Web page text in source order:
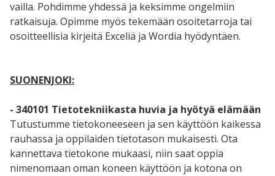
vailla. Pohdimme yhdessä ja keksimme ongelmiin
ratkaisuja. Opimme myös tekemään osoitetarroja tai
osoitteellisia kirjeitä Exceliä ja Wordia hyödyntäen.
SUONENJOKI:
- 340101 Tietotekniikasta huvia ja hyötyä elämään
Tutustumme tietokoneeseen ja sen käyttöön kaikessa
rauhassa ja oppilaiden tietotason mukaisesti. Ota
kannettava tietokone mukaasi, niin saat oppia
nimenomaan oman koneen käyttöön ja kotona on